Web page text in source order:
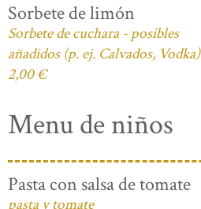
Sorbete de limón
Sorbete de cuchara - posibles
añadidos (p. ej. Calvados, Vodka)
2,00 €
Menu de niños
Pasta con salsa de tomate
pasta y tomate